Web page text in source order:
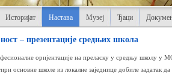
Историјат Настава Музеј Ђаци
– презентације средњих школа
оријентације на преласку у средњу школу
основне школе из локалне заједнице добиле задатак